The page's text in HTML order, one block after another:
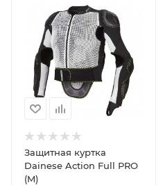
Защитная куртка
Dainese Action Full PRO
(M)